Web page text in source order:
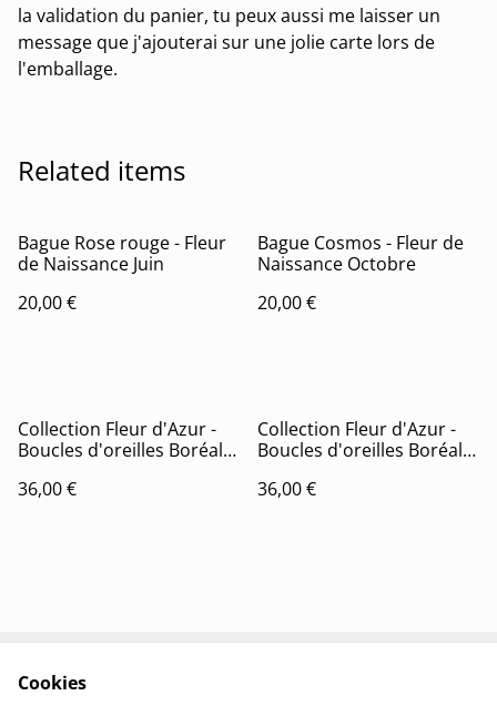
la validation du panier, tu peux aussi me laisser un
message que j'ajouterai sur une jolie carte lors de
l'emballage.
Related items
Bague Rose rouge - Fleur
de Naissance Juin
20,00 €
Bague Cosmos - Fleur de
Naissance Octobre
20,00 €
Collection Fleur d'Azur -
Boucles d'oreilles Boréale
36,00 €
Collection Fleur d'Azur -
Boucles d'oreilles Boréale
36,00 €
Cookies